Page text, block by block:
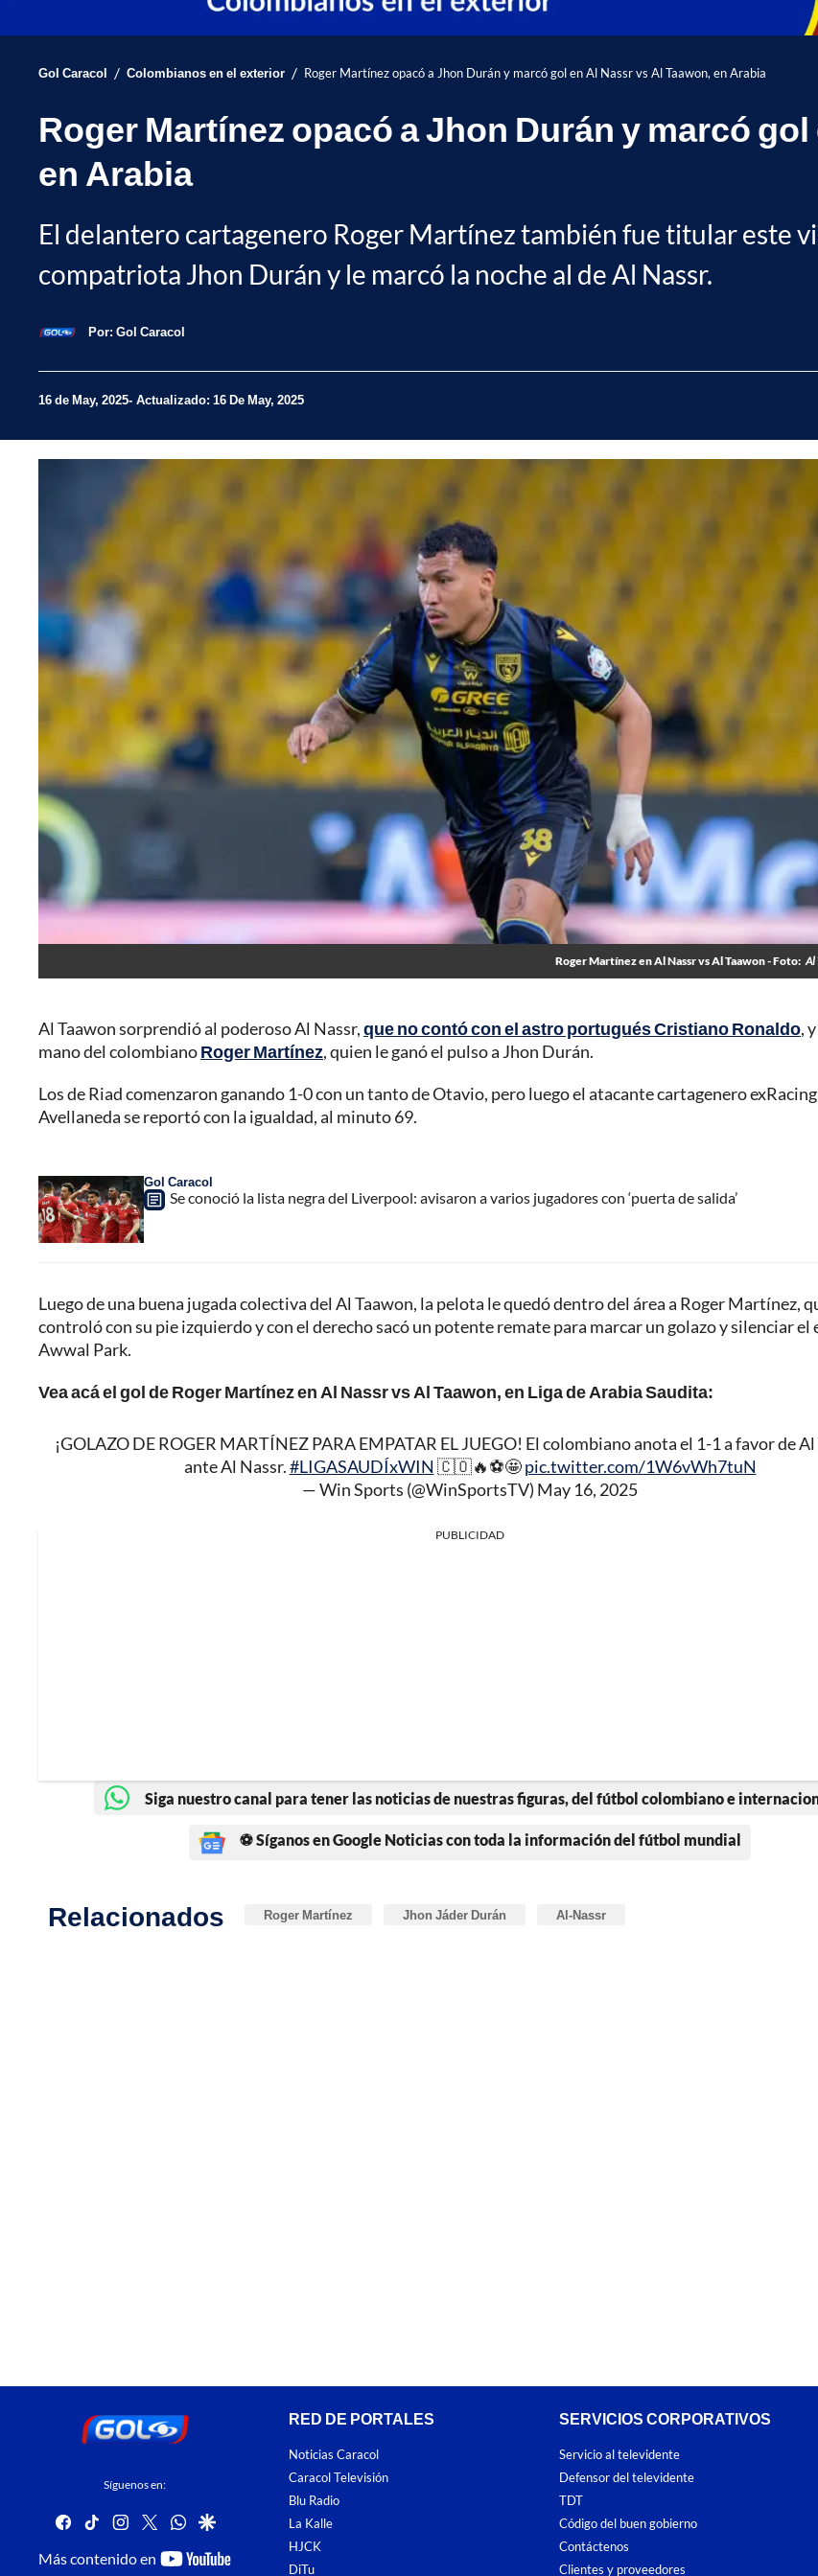
Gol Caracol / Colombianos en el exterior / Roger Martínez opacó a Jhon Durán y marcó gol en Al Nassr vs Al Taawon, en Arabia
Roger Martínez opacó a Jhon Durán y marcó
en Arabia
El delantero cartagenero Roger Martínez también fue titular este
compatriota Jhon Durán y le marcó la noche al de Al Nassr.
Por: Gol Caracol
16 de May, 2025 Actualizado: 16 De May, 2025
Roger Martínez en Al Nassr vs Al Taawon - Foto: Al
Al Taawon sorprendió al poderoso Al Nassr,que no contó con el astro portugués Cristiano Ronaldo,
mano del colombianoRoger Martínez, quien le ganó el pulso a Jhon Durán.
Los de Riad comenzaron ganando 1-0 con un tanto de Otavio, pero luego el atacante cartagenero
Avellaneda se reportó con la igualdad, al minuto 69.
Gol Caracol
Se conoció la lista negra del Liverpool: avisaron a varios jugadores con ‘puerta de salida’
Luego de una buena jugada colectiva del Al Taawon, la pelota le quedó dentro del área a Roger Martínez,
controló con su pie izquierdo y con el derecho sacó un potente remate para marcar un golazo y silenciar el
Awwal Park.
Vea acá el gol de Roger Martínez en Al Nassr vs Al Taawon, en Liga de Arabia Saudita:
¡GOLAZO DE ROGER MARTÍNEZ PARA EMPATAR EL JUEGO! El colombiano anota el 1-1 a favor de
ante Al Nassr.#LIGASAUDÍxWIN 🇨🇴🔥⚽🤩pic.twitter.com/1W6vWh7tuN
— Win Sports (@WinSportsTV) May 16, 2025
PUBLICIDAD
Siga nuestro canal para tener las noticias de nuestras figuras, del fútbol colombiano e
⚽ Síganos en Google Noticias con toda la información del fútbol mundial
Relacionados Roger Martínez Jhon Jáder Durán Al-Nassr
Síguenos en:
facebook
tiktokinstagram
twitterwhatsapp
google
Más contenido en
youtube-
RED DE PORTALES
Noticias Caracol
Caracol Televisión
Blu Radio
La Kalle
HJCK
DiTu
SERVICIOS CORPORATIVOS
Servicio al televidente
Defensor del televidente
TDT
Código del buen gobierno
Contáctenos
Clientes y proveedores